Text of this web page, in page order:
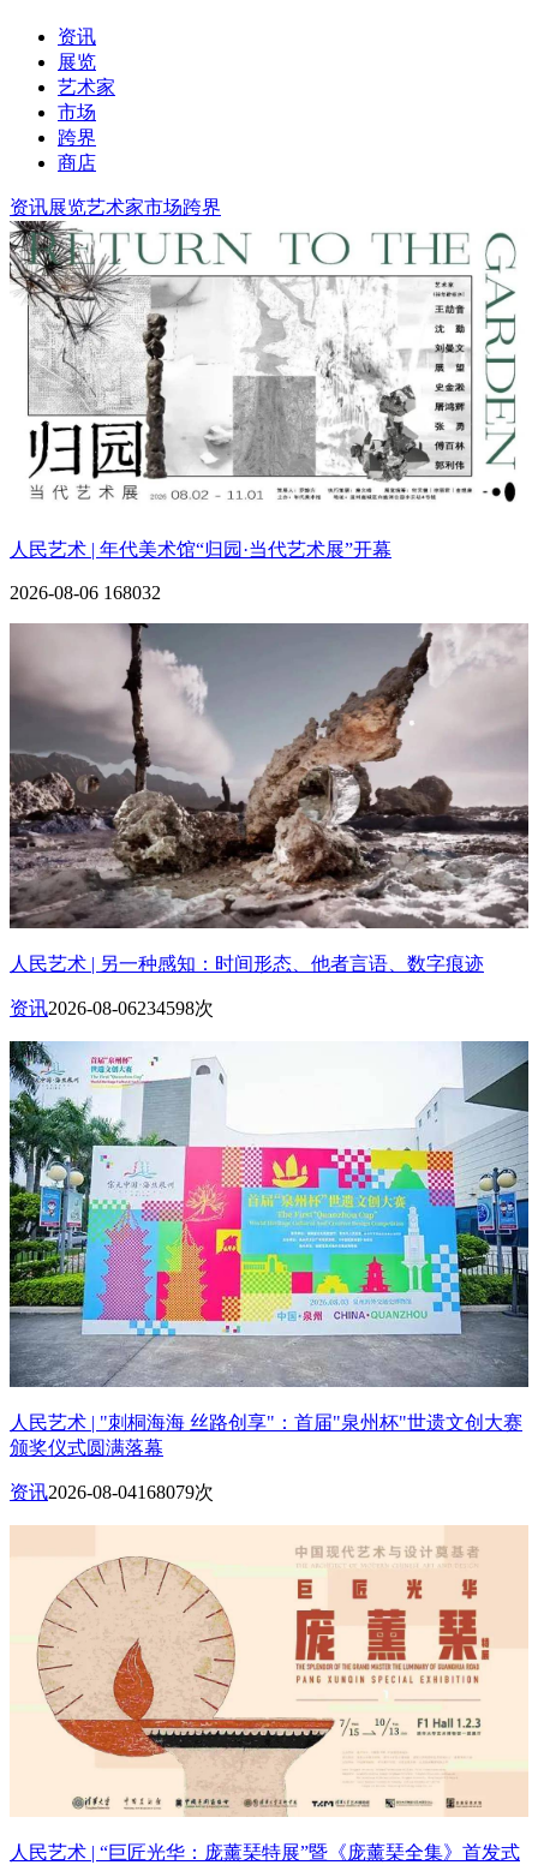
资讯
展览
艺术家
市场
跨界
商店
资讯展览艺术家市场跨界
人民艺术 | 年代美术馆“归园·当代艺术展”开幕
2026-08-06 168032
人民艺术 | 另一种感知：时间形态、他者言语、数字痕迹
资讯2026-08-06234598次
人民艺术 | "刺桐海海 丝路创享"：首届"泉州杯"世遗文创大赛
颁奖仪式圆满落幕
资讯2026-08-04168079次
人民艺术 | “巨匠光华：庞薰琹特展”暨《庞薰琹全集》首发式